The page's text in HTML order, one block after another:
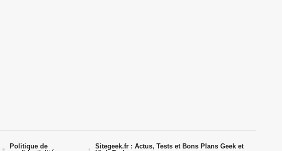
Politique de
Sitegeek.fr : Actus, Tests et Bons Plans Geek et